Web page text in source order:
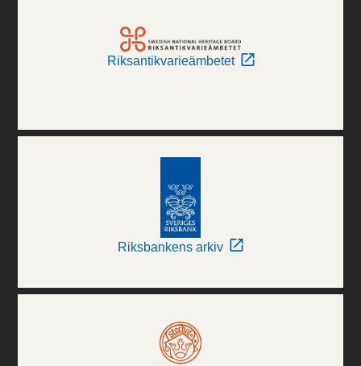
Riksantikvarieämbetet
Riksbankens arkiv